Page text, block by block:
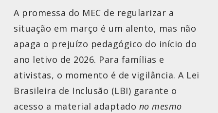
A promessa do MEC de regularizar a
situação em março é um alento, mas não
apaga o prejuízo pedagógico do início do
ano letivo de 2026. Para famílias e
ativistas, o momento é de vigilância. A Lei
Brasileira de Inclusão (LBI) garante o
acesso a material adaptado no mesmo